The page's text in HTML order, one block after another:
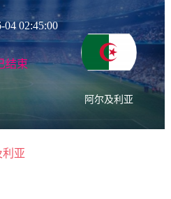
04 02:45:00
结束
阿尔及利亚
利亚